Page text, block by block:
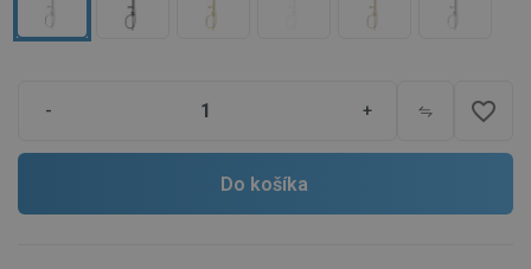
- + favorite_border
Do košíka